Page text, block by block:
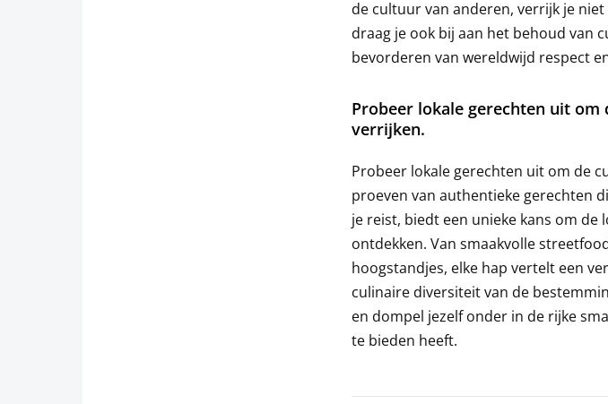
de cultuur van anderen, verrijk je
draag je ook bij aan het behoud van
bevorderen van wereldwijd respect
Probeer lokale gerechten uit
verrijken.
Probeer lokale gerechten uit om de
proeven van authentieke gerechten
je reist, biedt een unieke kans om
ontdekken. Van smaakvolle
hoogstandjes, elke hap vertelt een
culinaire diversiteit van de
en dompel jezelf onder in de rijke
te bieden heeft.